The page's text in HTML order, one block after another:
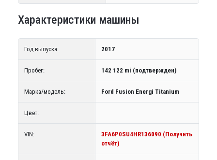
Характеристики машины
Год выпуска: 2017
Пробег: 142 122 mi (подтвержден)
Марка/модель: Ford Fusion Energi Titanium
Цвет:
VIN:
3FA6P0SU4HR136090 (Получить
отчёт)